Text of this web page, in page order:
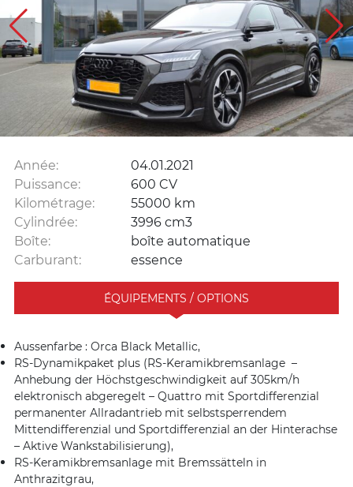
Année:
04.01.2021
Puissance:
600 CV
Kilométrage:
55000 km
Cylindrée:
3996 cm3
Boîte:
boîte automatique
Carburant:
essence
ÉQUIPEMENTS / OPTIONS
Aussenfarbe : Orca Black Metallic,
RS-Dynamikpaket plus (RS-Keramikbremsanlage –
Anhebung der Höchstgeschwindigkeit auf 305km/h
elektronisch abgeregelt – Quattro mit Sportdifferenzial
permanenter Allradantrieb mit selbstsperrendem
Mittendifferenzial und Sportdifferenzial an der Hinterachse
– Aktive Wankstabilisierung),
RS-Keramikbremsanlage mit Bremssätteln in
Anthrazitgrau,